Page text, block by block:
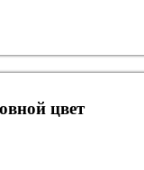
цвет